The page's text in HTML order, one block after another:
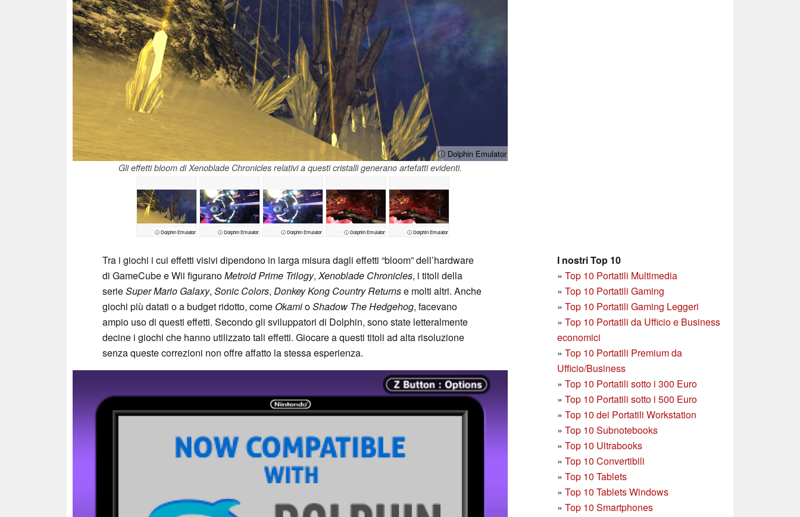
ⓘ Dolphin Emulator
Gli effetti bloom di Xenoblade Chronicles relativi a questi cristalli generano artefatti evidenti.
ⓘ Dolphin Emulator ⓘ Dolphin Emulator ⓘ Dolphin Emulator ⓘ Dolphin Emulator ⓘ Dolphin Emulator
I nostri Top 10
» Top 10 Portatili Multimedia
» Top 10 Portatili Gaming
» Top 10 Portatili Gaming Leggeri
» Top 10 Portatili da Ufficio e Business
economici
» Top 10 Portatili Premium da
Ufficio/Business
» Top 10 Portatili sotto i 300 Euro
» Top 10 Portatili sotto i 500 Euro
» Top 10 dei Portatili Workstation
» Top 10 Subnotebooks
» Top 10 Ultrabooks
» Top 10 Convertibili
» Top 10 Tablets
» Top 10 Tablets Windows
» Top 10 Smartphones
Tra i giochi i cui effetti visivi dipendono in larga misura dagli effetti “bloom” dell’hardware
di GameCube e Wii figuranoMetroid Prime Trilogy,Xenoblade Chronicles, i titoli della
serieSuper Mario Galaxy, Sonic Colors, Donkey Kong Country Returnse molti altri. Anche
giochi più datati o a budget ridotto, come OkamioShadow The Hedgehog, facevano
ampio uso di questi effetti. Secondo gli sviluppatori di Dolphin, sono state letteralmente
decine i giochi che hanno utilizzato tali effetti. Giocare a questi titoli ad alta risoluzione
senza queste correzioni non offre affatto la stessa esperienza.